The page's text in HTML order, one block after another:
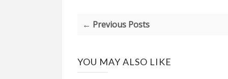
← Previous Posts
YOU MAY ALSO LIKE